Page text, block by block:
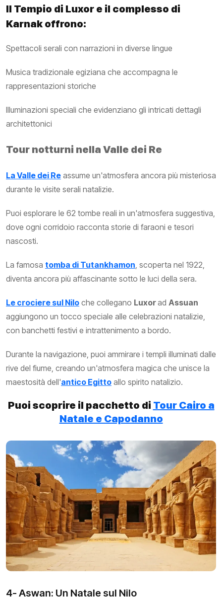
Il Tempio di Luxor e il complesso di
Karnak offrono:
Spettacoli serali con narrazioni in diverse lingue
Musica tradizionale egiziana che accompagna le
rappresentazioni storiche
Illuminazioni speciali che evidenziano gli intricati dettagli
architettonici
Tour notturni nella Valle dei Re
La Valle dei Re assume un'atmosfera ancora più misteriosa
durante le visite serali natalizie.
Puoi esplorare le 62 tombe reali in un'atmosfera suggestiva,
dove ogni corridoio racconta storie di faraoni e tesori
nascosti.
La famosa tomba di Tutankhamon , scoperta nel 1922,
diventa ancora più affascinante sotto le luci della sera.
Le crociere sul Nilo che collegano Luxorad Assuan
aggiungono un tocco speciale alle celebrazioni natalizie,
con banchetti festivi e intrattenimento a bordo.
Durante la navigazione, puoi ammirare i templi illuminati dalle
rive del fiume, creando un'atmosfera magica che unisce la
maestosità dell'antico Egitto allo spirito natalizio.
Puoi scoprire il pacchetto di Tour Cairo a
Natale e Capodanno
4- Aswan: Un Natale sul Nilo